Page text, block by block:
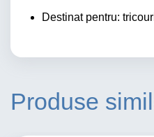
Destinat pentru:
Produse